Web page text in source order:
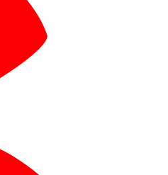
ক্রূরতা ও ধ্বংসের মহাকাব্য: পৃথিবীর…